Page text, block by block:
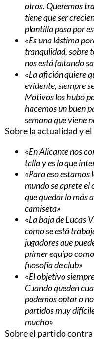
otros. Queremos
tiene que ser
plantilla pasa por
«Es una lástima
tranqulidad, sobre
nos está faltando
«La afición quiere
evidente, siempre
Motivos los hubo
hacemos un buen
semana que viene
Sobre la actualidad y
«En Alicante nos
talla y es lo que
«Para eso estamos
mundo se aprete el
que quedar lo más
camiseta»
«La baja de Lucas
como se está
jugadores que
primer equipo
filosofía de club»
«El objetivo
Cuando queden
podemos optar o
partidos muy
mucho»
Sobre el partido